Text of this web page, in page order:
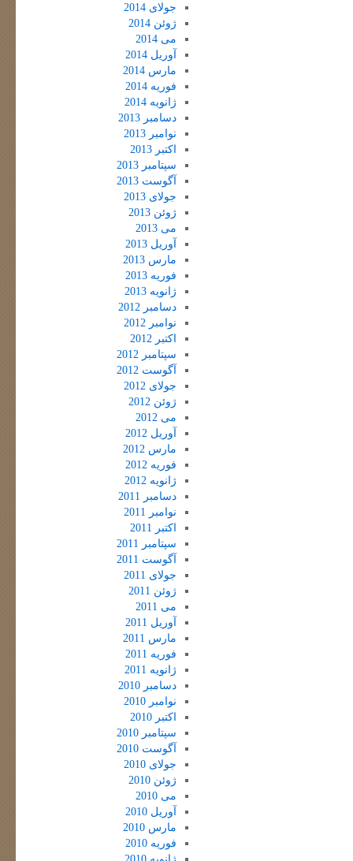
جولای 2014
ژوئن 2014
می 2014
آوریل 2014
مارس 2014
فوریه 2014
ژانویه 2014
دسامبر 2013
نوامبر 2013
اکتبر 2013
سپتامبر 2013
آگوست 2013
جولای 2013
ژوئن 2013
می 2013
آوریل 2013
مارس 2013
فوریه 2013
ژانویه 2013
دسامبر 2012
نوامبر 2012
اکتبر 2012
سپتامبر 2012
آگوست 2012
جولای 2012
ژوئن 2012
می 2012
آوریل 2012
مارس 2012
فوریه 2012
ژانویه 2012
دسامبر 2011
نوامبر 2011
اکتبر 2011
سپتامبر 2011
آگوست 2011
جولای 2011
ژوئن 2011
می 2011
آوریل 2011
مارس 2011
فوریه 2011
ژانویه 2011
دسامبر 2010
نوامبر 2010
اکتبر 2010
سپتامبر 2010
آگوست 2010
جولای 2010
ژوئن 2010
می 2010
آوریل 2010
مارس 2010
فوریه 2010